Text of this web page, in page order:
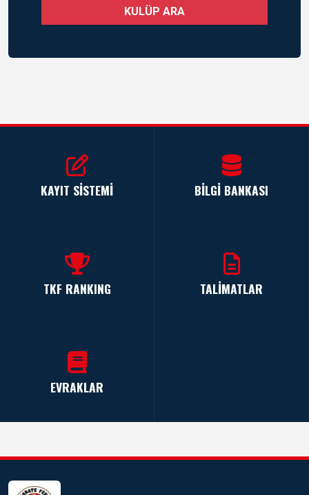
KULÜP ARA
KAYIT SİSTEMİ BİLGİ BANKASI
TKF RANKING TALİMATLAR
EVRAKLAR